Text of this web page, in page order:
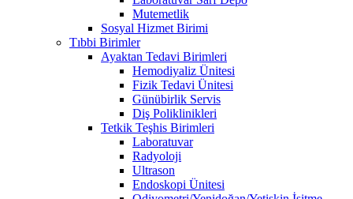
Mutemetlik
Sosyal Hizmet Birimi
Tıbbi Birimler
Ayaktan Tedavi Birimleri
Hemodiyaliz Ünitesi
Fizik Tedavi Ünitesi
Günübirlik Servis
Diş Poliklinikleri
Tetkik Teşhis Birimleri
Laboratuvar
Radyoloji
Ultrason
Endoskopi Ünitesi